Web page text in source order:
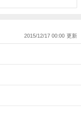
2015/12/17 00:00